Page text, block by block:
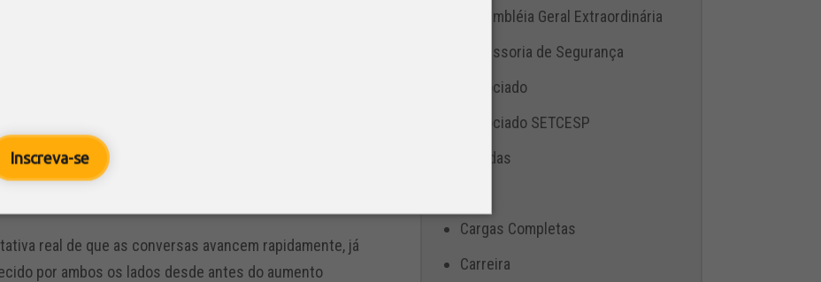
Inscreva-se
em Washington
à sua viagem pela Ásia, que inclui passagens pelo
o secretário do Tesouro e o representante
apenas no fim da semana.
imediatamente os negociadores a Washington.
real de que as conversas avancem rapidamente, já
por ambos os lados desde antes do aumento
Assembléia Geral Extraordinária
Assessoria de Segurança
Associado
Associado SETCESP
Bebidas
Cargas Completas
Carreira